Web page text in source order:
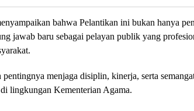
bahwa Pelantikan ini bukan hanya
jawab baru sebagai pelayan publik yang
menjaga disiplin, kinerja, serta
lingkungan Kementerian Agama.